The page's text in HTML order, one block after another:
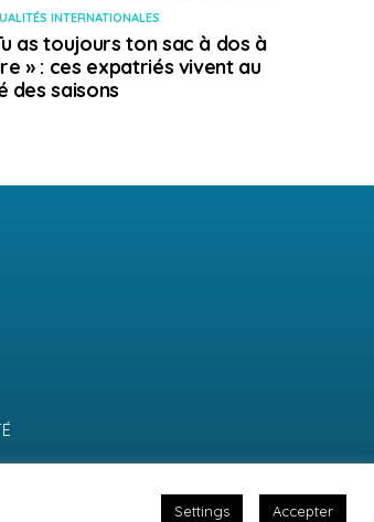
INTERNATIONALES
as toujours ton sac à dos à
» : ces expatriés vivent au
des saisons
Settings Accepter